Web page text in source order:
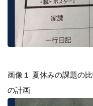
画像１ 夏休みの
の計画